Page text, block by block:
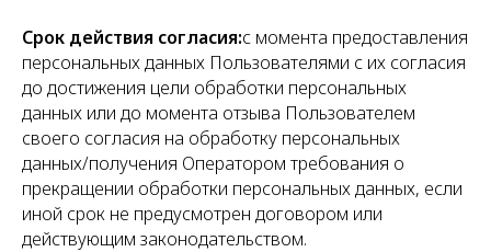
Срок действия согласия:с момента предоставления
персональных данных Пользователями с их согласия
до достижения цели обработки персональных
данных или до момента отзыва Пользователем
своего согласия на обработку персональных
данных/получения Оператором требования о
прекращении обработки персональных данных, если
иной срок не предусмотрен договором или
действующим законодательством.